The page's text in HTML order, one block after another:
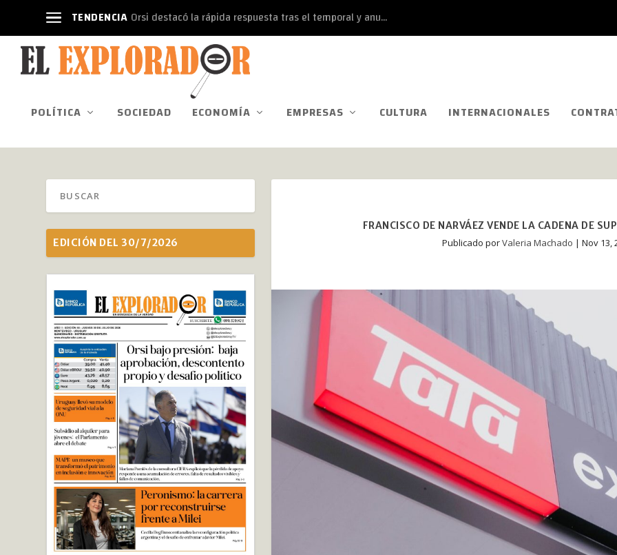
TENDENCIA Orsi destacó la rápida respuesta tras el temporal y anu...
POLÍTICA SOCIEDAD ECONOMÍA EMPRESAS CULTURA INTERNACIONALES
FRANCISCO DE NARVÁEZ VENDE LA CADENA DE
Publicado porValeria Machado | Nov 13,
EDICIÓN DEL 30/7/2026